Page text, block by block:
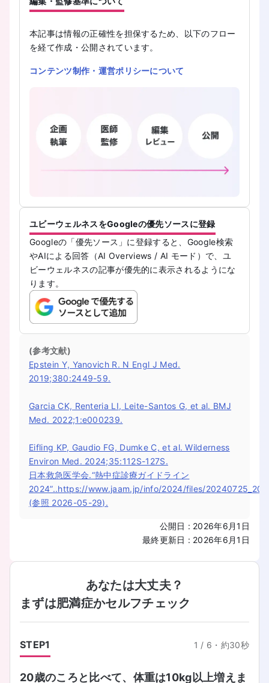
本記事は情報の正確性を担保するため、以下のフロー
を経て作成・公開されています。
コンテンツ制作・運営ポリシーについて
ユビーウェルネスをGoogleの優先ソースに登録
Googleの「優先ソース」に登録すると、Google検索
やAIによる回答（AI Overviews / AI モード）で、ユ
ビーウェルネスの記事が優先的に表示されるようにな
ります。
(参考文献)
Epstein Y, Yanovich R. N Engl J Med.
2019;380:2449-59.
Garcia CK, Renteria LI, Leite-Santos G, et al. BMJ
Med. 2022;1:e000239.
Eifling KP, Gaudio FG, Dumke C, et al. Wilderness
Environ Med. 2024;35:112S-127S.
日本救急医学会.“熱中症診療ガイドライン
2024”..https://www.jaam.jp/info/2024/files/
(参照 2026-05-29).
公開日 : 2026年6月1日
最終更新日 : 2026年6月1日
あなたは大丈夫？
まずは肥満症かセルフチェック
STEP1 1 / 6 ・ 約30秒
20歳のころと比べて、体重は10kg以上増えま